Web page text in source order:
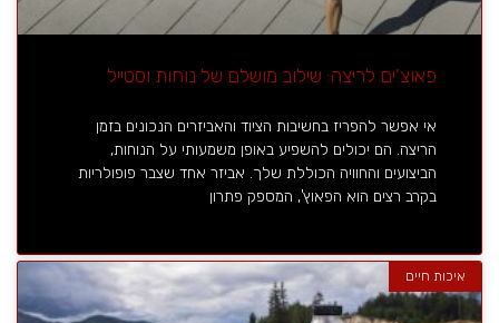
פאוצ'ים לריצה: שילוב מושלם של נוחות וסטייל
אי אפשר להפריז בחשיבות הציוד והאביזרים הנכונים בזמן
הריצה. הם יכולים להשפיע באופן משמעותי על הנוחות,
הביצועים והחוויה הכוללת שלך. אביזר אחד שצבר פופולריות
בקרב רצים הוא הפאוץ', המספק פתרון
איכות חיים